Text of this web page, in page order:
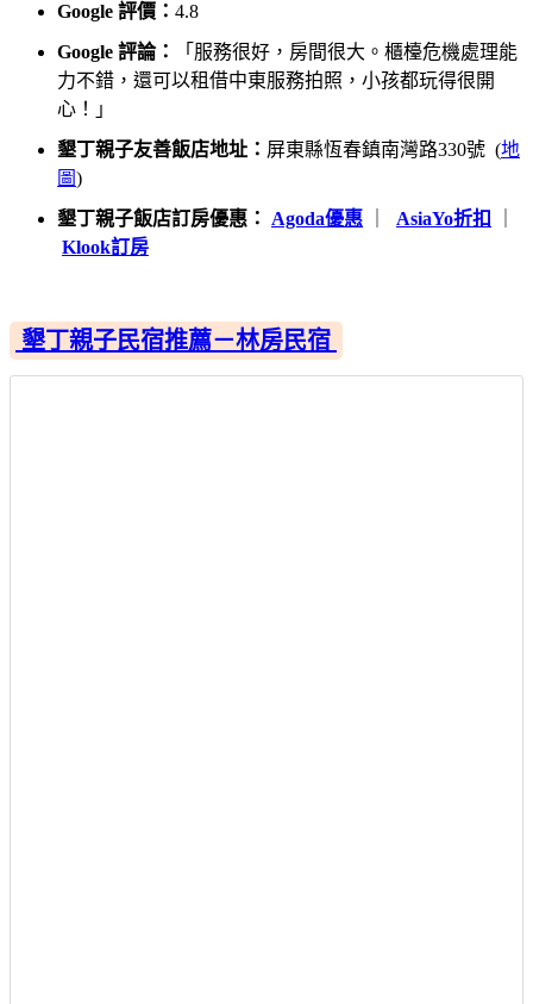
Google 評價： 4.8
Google 評論：
「服務很好，房間很大。櫃檯危機處理能
力不錯，還可以租借中東服務拍照，小孩都玩得很開
心！」
墾丁親子友善飯店地址： 屏東縣恆春鎮南灣路330號 (地
圖)
墾丁親子飯店訂房優惠：
Agoda優惠 AsiaYo折扣
Klook訂房
墾丁親子民宿推薦－林房民宿